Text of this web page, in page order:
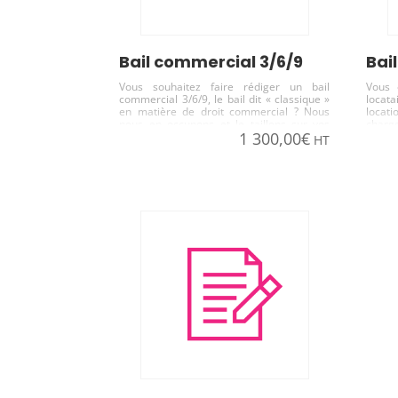
bail commercial 3/6/9
Vous souhaitez faire rédiger un bail
commercial 3/6/9, le bail dit « classique »
en matière de droit commercial ? Nous
1 300,00€ HT
Vous